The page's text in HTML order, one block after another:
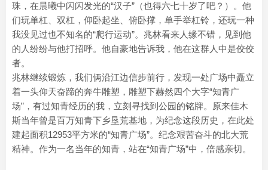
珠，在晨曦中闪闪发光的“汉子”（也得六七十岁了吧？）。他
们玩单杠、双杠，仰卧起坐、俯卧撑，单手举杠铃，还玩一种
我没见过也不知名的“爬行运动”。兆林看来人缘不错，见到他
的人纷纷与他打招呼。他自豪地告诉我，他在这群人中是佼佼
者。
兆林继续锻炼，我们俩沿江边信步前行，发现一处广场中矗立
着一头仰天奋蹄的奔牛雕塑，雕塑下赫然四个大字“知青广
场”，有过知青经历的我，立刻寻找到公园的铭牌。原来佳木
斯当年曾是百万知青下乡垦荒基地，为纪念这段历史，在此处
建起面积12953平方米的“知青广场”。纪念艰苦奋斗的北大荒
精神。作为一名当年的知青，站在“知青广场”中，倍感亲切。